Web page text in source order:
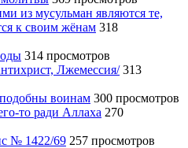
из мусульман являются те,
к своим жёнам 318
314 просмотров
Лжемессия/ 313
воинам 300 просмотров
то ради Аллаха 270
№ 1422/69 257 просмотров